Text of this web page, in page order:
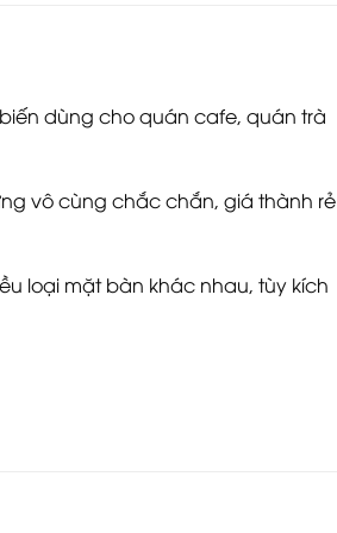
dùng cho quán cafe, quán trà
vô cùng chắc chắn, giá thành rẻ
loại mặt bàn khác nhau, tùy kích